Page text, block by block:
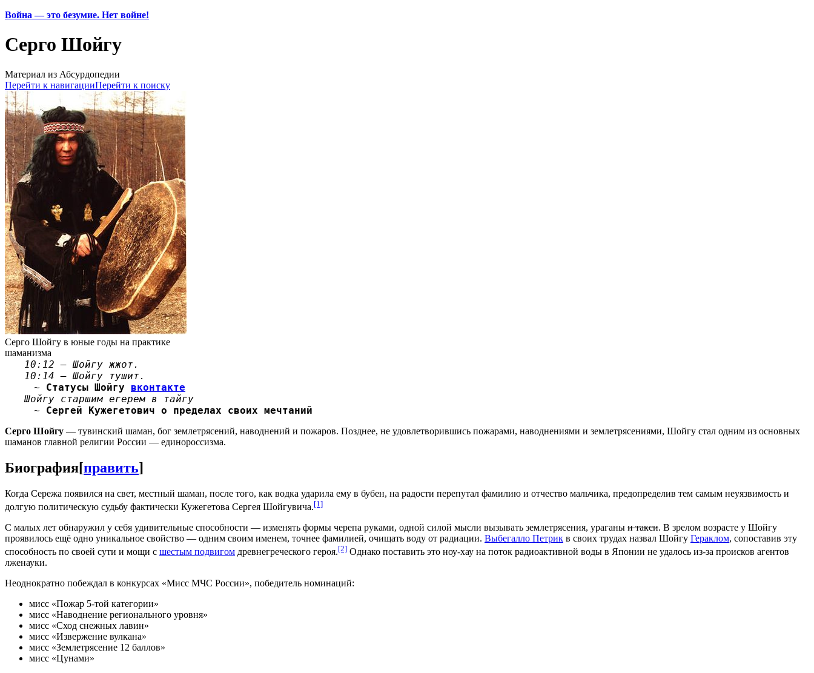
Война — это безумие. Нет войне!
Серго Шойгу
Материал из Абсурдопедии
Перейти к навигацииПерейти к поиску
Серго Шойгу в юные годы на практике
шаманизма
10:12 — Шойгу жжот.
10:14 — Шойгу тушит.
~ Статусы Шойгу вконтакте
Шойгу старшим егерем в тайгу
~ Сергей Кужегетович о пределах своих мечтаний
Серго Шойгу — тувинский шаман, бог землетрясений, наводнений и пожаров. Позднее, не удовлетворившись пожарами, наводнениями и землетрясениями, Шойгу стал одним из основных
шаманов главной религии России — единороссизма.
Биография[править]
Когда Сережа появился на свет, местный шаман, после того, как водка ударила ему в бубен, на радости перепутал фамилию и отчество мальчика, предопределив тем самым неуязвимость и
долгую политическую судьбу фактически Кужегетова Сергея Шойгувича.[1]
С малых лет обнаружил у себя удивительные способности — изменять формы черепа руками, одной силой мысли вызывать землетрясения, ураганы и такси. В зрелом возрасте у Шойгу
проявилось ещё одно уникальное свойство — одним своим именем, точнее фамилией, очищать воду от радиации. Выбегалло Петрик в своих трудах назвал Шойгу Гераклом, сопоставив эту
способность по своей сути и мощи с шестым подвигом древнегреческого героя.[2] Однако поставить это ноу-хау на поток радиоактивной воды в Японии не удалось из-за происков агентов
лженауки.
Неоднократно побеждал в конкурсах «Мисс МЧС России», победитель номинаций:
мисс «Пожар 5-той категории»
мисс «Наводнение регионального уровня»
мисс «Сход снежных лавин»
мисс «Извержение вулкана»
мисс «Землетрясение 12 баллов»
мисс «Цунами»